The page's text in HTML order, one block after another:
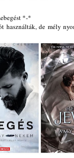
*-*
használták, de mély